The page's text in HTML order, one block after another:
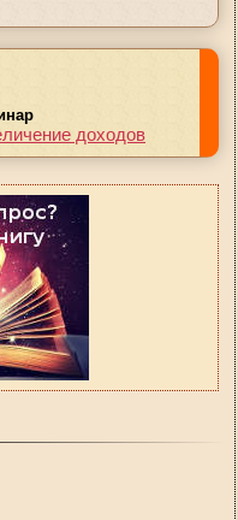
доходов